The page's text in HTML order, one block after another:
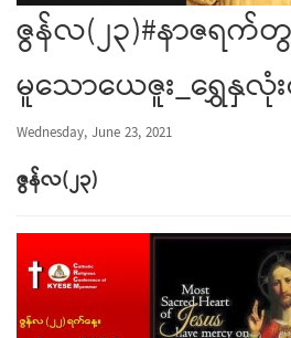
ဇွန်လ(၂၃)#နာဇရက်
မူသောယေဇူး_ရွှေနှလုံ
Wednesday, June 23, 2021
ဇွန်လ(၂၃)